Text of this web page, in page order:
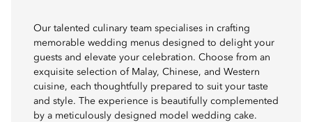
Our talented culinary team specialises in crafting
memorable wedding menus designed to delight your
guests and elevate your celebration. Choose from an
exquisite selection of Malay, Chinese, and Western
cuisine, each thoughtfully prepared to suit your taste
and style. The experience is beautifully complemented
by a meticulously designed model wedding cake.